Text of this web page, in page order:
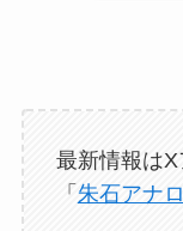
最新情報はX
「 朱石アナ